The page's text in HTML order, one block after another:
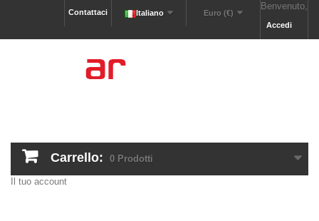
Benvenuto,
Accedi
Euro (€)
Italiano
Contattaci
Carrello: 0 Prodotti
Il tuo account